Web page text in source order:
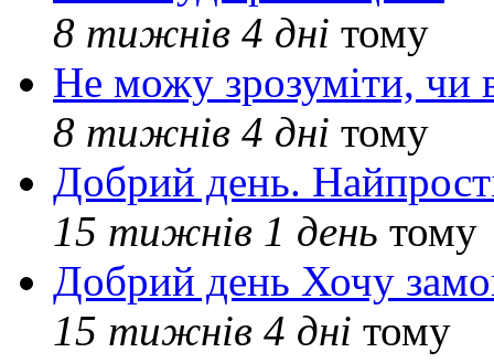
8 тижнів 4 дні тому
Не можу зрозуміти, чи
8 тижнів 4 дні тому
Добрий день.
15 тижнів 1 день тому
Добрий день Хочу
15 тижнів 4 дні тому